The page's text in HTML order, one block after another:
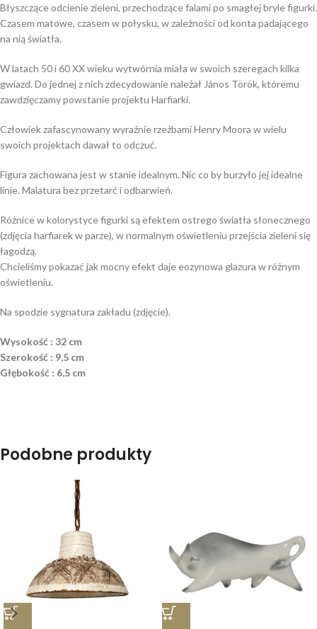
Błyszczące odcienie zieleni, przechodzące falami po smagłej bryle figurki.
Czasem matowe, czasem w połysku, w zależności od konta padającego
na nią światła.
W latach 50 i 60 XX wieku wytwórnia miała w swoich szeregach kilka
gwiazd. Do jednej z nich zdecydowanie należał János Török, któremu
zawdzięczamy powstanie projektu Harfiarki.
Człowiek zafascynowany wyraźnie rzeźbami Henry Moora w wielu
swoich projektach dawał to odczuć.
Figura zachowana jest w stanie idealnym. Nic co by burzyło jej idealne
linie. Malatura bez przetarć i odbarwień.
Różnice w kolorystyce figurki są efektem ostrego światła słonecznego
(zdjęcia harfiarek w parze), w normalnym oświetleniu przejścia zieleni się
łagodzą.
Chcieliśmy pokazać jak mocny efekt daje eozynowa glazura w różnym
oświetleniu.
Na spodzie sygnatura zakładu (zdjęcie).
Wysokość : 32 cm
Szerokość : 9,5 cm
Głębokość : 6,5 cm
Podobne produkty